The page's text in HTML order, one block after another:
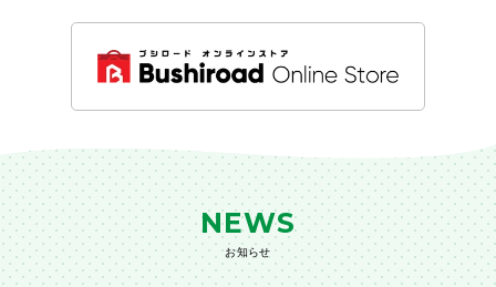
NEWS
お知らせ